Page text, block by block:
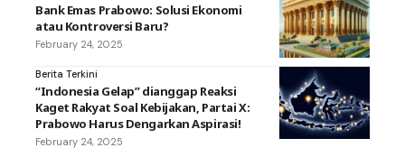
Bank Emas Prabowo: Solusi Ekonomi
atau Kontroversi Baru?
February 24, 2025
Berita Terkini
“Indonesia Gelap” dianggap Reaksi
Kaget Rakyat Soal Kebijakan, Partai X:
Prabowo Harus Dengarkan Aspirasi!
February 24, 2025